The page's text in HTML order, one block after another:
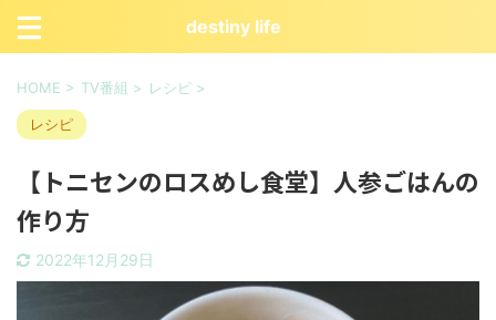
destiny life
HOME > TV番組 > レシピ >
レシピ
【トニセンのロスめし食堂】人参ごはんの
作り方
2022年12月29日